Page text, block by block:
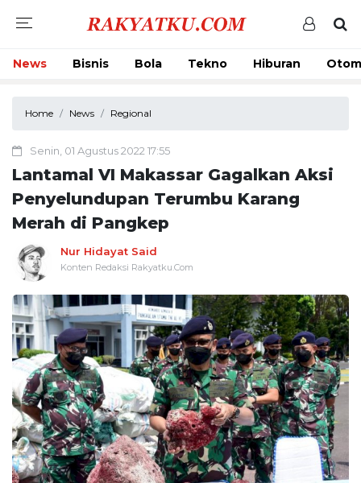
News Bisnis Bola Tekno Hiburan
Home News Regional
Senin, 01 Agustus 2022 17:55
Lantamal VI Makassar Gagalkan Aksi
Penyelundupan Terumbu Karang
Merah di Pangkep
Nur Hidayat Said
Konten Redaksi Rakyatku.Com